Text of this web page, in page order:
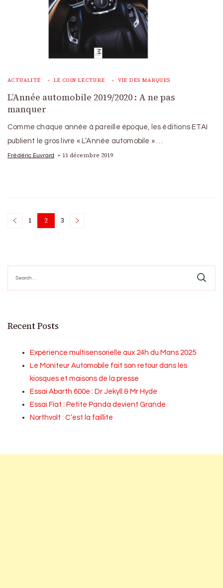
ACTUALITÉ LE COIN LECTURE VIE DES MARQUES
L’Année automobile 2019/2020 : A ne pas
manquer
Comme chaque année à pareille époque, les éditions ETAI
publient le gros livre « L’Année automobile » …
Frédéric Euvrard 11 décembre 2019
Posts
Page
1 Page
2 Page
3
for:
Recent Posts
Expérience multisensorielle aux 24h du Mans 2025
Le Moniteur Automobile fait son retour dans les
kiosques et maisons de la presse
Essai Abarth 600e : Dr Jekyll & Mr Hyde
Essai Fiat : Petite Panda devient Grande
Northvolt : C’est la faillite